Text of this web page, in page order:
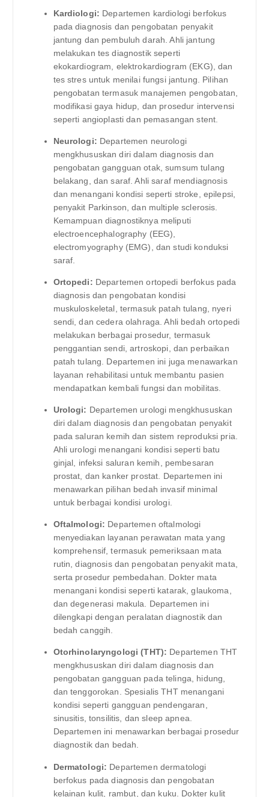
Kardiologi: Departemen kardiologi berfokus
pada diagnosis dan pengobatan penyakit
jantung dan pembuluh darah. Ahli jantung
melakukan tes diagnostik seperti
ekokardiogram, elektrokardiogram (EKG), dan
tes stres untuk menilai fungsi jantung. Pilihan
pengobatan termasuk manajemen pengobatan,
modifikasi gaya hidup, dan prosedur intervensi
seperti angioplasti dan pemasangan stent.
Neurologi: Departemen neurologi
mengkhususkan diri dalam diagnosis dan
pengobatan gangguan otak, sumsum tulang
belakang, dan saraf. Ahli saraf mendiagnosis
dan menangani kondisi seperti stroke, epilepsi,
penyakit Parkinson, dan multiple sclerosis.
Kemampuan diagnostiknya meliputi
electroencephalography (EEG),
electromyography (EMG), dan studi konduksi
saraf.
Ortopedi: Departemen ortopedi berfokus pada
diagnosis dan pengobatan kondisi
muskuloskeletal, termasuk patah tulang, nyeri
sendi, dan cedera olahraga. Ahli bedah ortopedi
melakukan berbagai prosedur, termasuk
penggantian sendi, artroskopi, dan perbaikan
patah tulang. Departemen ini juga menawarkan
layanan rehabilitasi untuk membantu pasien
mendapatkan kembali fungsi dan mobilitas.
Urologi: Departemen urologi mengkhususkan
diri dalam diagnosis dan pengobatan penyakit
pada saluran kemih dan sistem reproduksi pria.
Ahli urologi menangani kondisi seperti batu
ginjal, infeksi saluran kemih, pembesaran
prostat, dan kanker prostat. Departemen ini
menawarkan pilihan bedah invasif minimal
untuk berbagai kondisi urologi.
Oftalmologi: Departemen oftalmologi
menyediakan layanan perawatan mata yang
komprehensif, termasuk pemeriksaan mata
rutin, diagnosis dan pengobatan penyakit mata,
serta prosedur pembedahan. Dokter mata
menangani kondisi seperti katarak, glaukoma,
dan degenerasi makula. Departemen ini
dilengkapi dengan peralatan diagnostik dan
bedah canggih.
Otorhinolaryngologi (THT): Departemen THT
mengkhususkan diri dalam diagnosis dan
pengobatan gangguan pada telinga, hidung,
dan tenggorokan. Spesialis THT menangani
kondisi seperti gangguan pendengaran,
sinusitis, tonsilitis, dan sleep apnea.
Departemen ini menawarkan berbagai prosedur
diagnostik dan bedah.
Dermatologi: Departemen dermatologi
berfokus pada diagnosis dan pengobatan
kelainan kulit, rambut, dan kuku. Dokter kulit